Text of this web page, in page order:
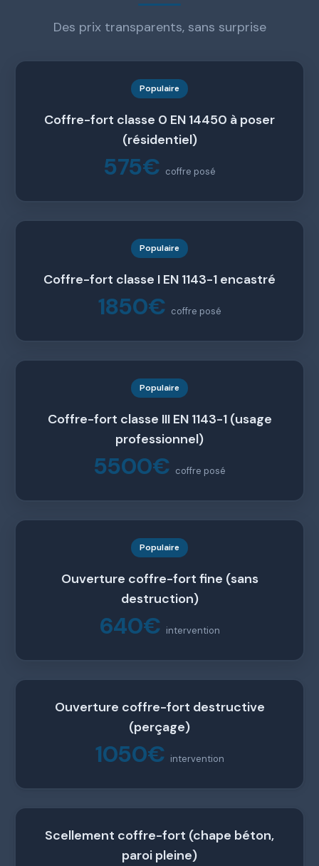
Des prix transparents, sans surprise
Populaire
Coffre-fort classe 0 EN 14450 à poser
(résidentiel)
575€ coffre posé
Populaire
Coffre-fort classe I EN 1143-1 encastré
1850€ coffre posé
Populaire
Coffre-fort classe III EN 1143-1 (usage
professionnel)
5500€ coffre posé
Populaire
Ouverture coffre-fort fine (sans
destruction)
640€ intervention
Ouverture coffre-fort destructive
(perçage)
1050€ intervention
Scellement coffre-fort (chape béton,
paroi pleine)